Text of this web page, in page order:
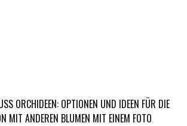
ORCHIDEEN: OPTIONEN UND IDEEN FÜR DIE K
ANDEREN BLUMEN MIT EINEM FOTO